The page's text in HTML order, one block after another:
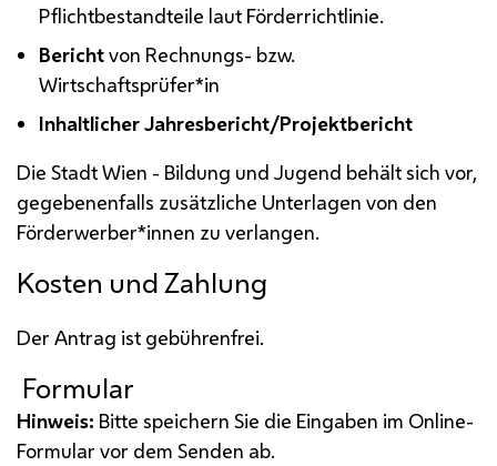
Pflichtbestandteile laut Förderrichtlinie.
Berichtvon Rechnungs- bzw.
Wirtschaftsprüfer*in
Inhaltlicher Jahresbericht/Projektbericht
Die Stadt Wien - Bildung und Jugend behält sich vor,
gegebenenfalls zusätzliche Unterlagen von den
Förderwerber*innen zu verlangen.
Kosten und Zahlung
Der Antrag ist gebührenfrei.
Formular
Hinweis: Bitte speichern Sie die Eingaben im Online-
Formular vor dem Senden ab.